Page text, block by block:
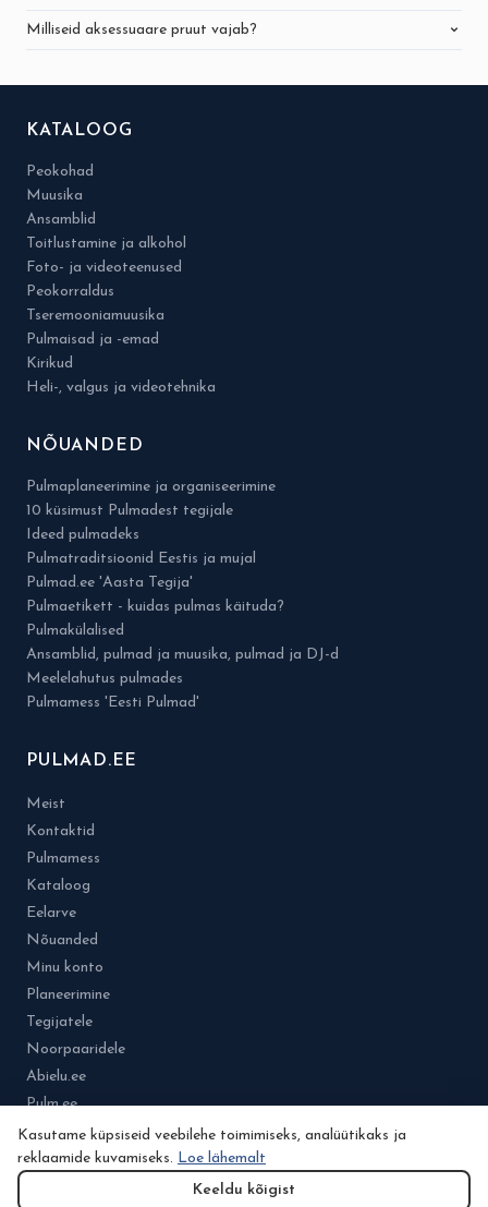
Milliseid aksessuaare pruut vajab?
KATALOOG
Peokohad
Muusika
Ansamblid
Toitlustamine ja alkohol
Foto- ja videoteenused
Peokorraldus
Tseremooniamuusika
Pulmaisad ja -emad
Kirikud
Heli-, valgus ja videotehnika
NÕUANDED
Pulmaplaneerimine ja organiseerimine
10 küsimust Pulmadest tegijale
Ideed pulmadeks
Pulmatraditsioonid Eestis ja mujal
Pulmad.ee 'Aasta Tegija'
Pulmaetikett - kuidas pulmas käituda?
Pulmakülalised
Ansamblid, pulmad ja muusika, pulmad ja DJ-d
Meelelahutus pulmades
Pulmamess 'Eesti Pulmad'
PULMAD.EE
Meist
Kontaktid
Pulmamess
Kataloog
Eelarve
Nõuanded
Minu konto
Planeerimine
Tegijatele
Noorpaaridele
Abielu.ee
Pulm.ee
© 2026 Osa Pulmad.ee.grupist. Kõik õigused kaitstud.
Kasutame küpsiseid veebilehe toimimiseks, analüütikaks ja
reklaamide kuvamiseks. Loe lähemalt
Keeldu kõigist